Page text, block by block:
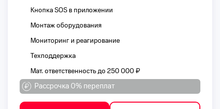
Кнопка SOS в приложении
Монтаж оборудования
Мониторинг и реагирование
Техподдержка
Мат. ответственность до 250 000 ₽
Рассрочка 0% переплат